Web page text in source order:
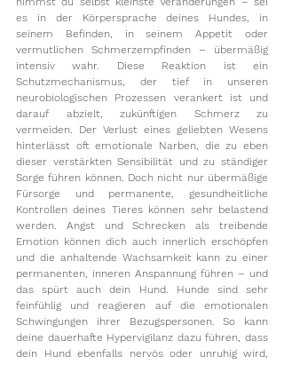
es in der Körpersprache deines Hundes, in
seinem Befinden, in seinem Appetit oder
vermutlichen Schmerzempfinden – übermäßig
intensiv wahr. Diese Reaktion ist ein
Schutzmechanismus, der tief in unseren
neurobiologischen Prozessen verankert ist und
darauf abzielt, zukünftigen Schmerz zu
vermeiden. Der Verlust eines geliebten Wesens
hinterlässt oft emotionale Narben, die zu eben
dieser verstärkten Sensibilität und zu ständiger
Sorge führen können. Doch nicht nur übermäßige
Fürsorge und permanente, gesundheitliche
Kontrollen deines Tieres können sehr belastend
werden. Angst und Schrecken als treibende
Emotion können dich auch innerlich erschöpfen
und die anhaltende Wachsamkeit kann zu einer
permanenten, inneren Anspannung führen – und
das spürt auch dein Hund. Hunde sind sehr
feinfühlig und reagieren auf die emotionalen
Schwingungen ihrer Bezugspersonen. So kann
deine dauerhafte Hypervigilanz dazu führen, dass
dein Hund ebenfalls nervös oder unruhig wird,